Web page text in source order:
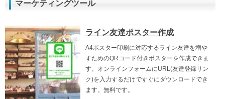
マーケティングツール
ライン友達ポスター作成
A4ポスター印刷に対応するライン友達を増や
すためのQRコード付きポスターを作成できま
す。オンラインフォームにURL(友達登録リン
ク)を入力するだけですぐにダウンロードでき
ます。無料です。